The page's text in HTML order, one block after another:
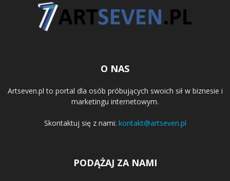
O NAS
Artseven.pl to portal dla osób próbujących swoich sił w biznesie i
marketingu internetowym.
Skontaktuj się z nami: kontakt@artseven.pl
PODĄŻAJ ZA NAMI